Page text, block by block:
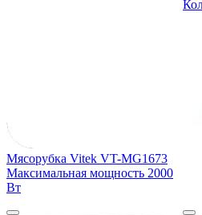
Мясорубка Vitek VT-MG1673
Максимальная мощность 2000
Вт